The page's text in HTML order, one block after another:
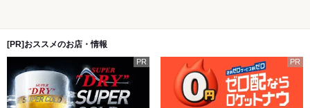
[PR]おススメのお店・情報
PR PR